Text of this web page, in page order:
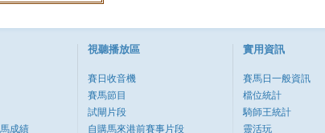
成績
視聽播放區
賽日收音機
賽馬節目
試閘片段
自購馬來港前賽事片段
實用資訊
賽馬日一般資訊
檔位統計
騎師王統計
靈活玩